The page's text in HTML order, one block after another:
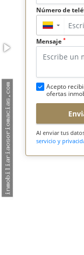
Número de
▼
Mensaje *
Acepto
ofertas
Al enviar tus
servicio y